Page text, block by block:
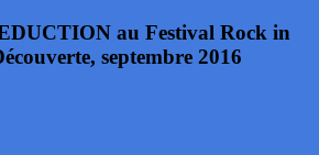
au Festival Rock in
septembre 2016